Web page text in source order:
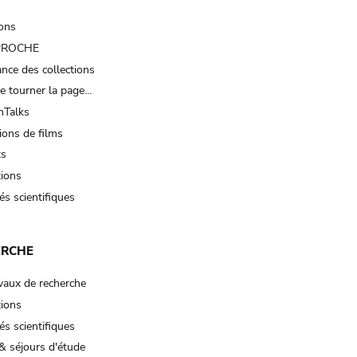
des collections
tourner la page…
de films
scientifiques
de recherche
scientifiques
séjours d'étude